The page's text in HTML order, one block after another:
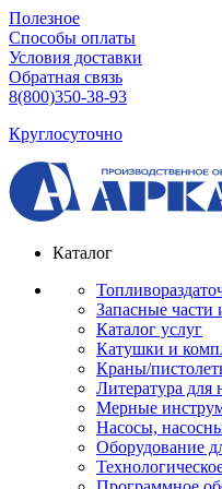
Полезное
Способы оплаты
Условия доставки
Обратная связь
8(800)350-38-93
Круглосуточно
Каталог
Запасные
Каталог услуг
Катушки и
Краны/
Литература для
Мерные
Насосы,
Оборудование